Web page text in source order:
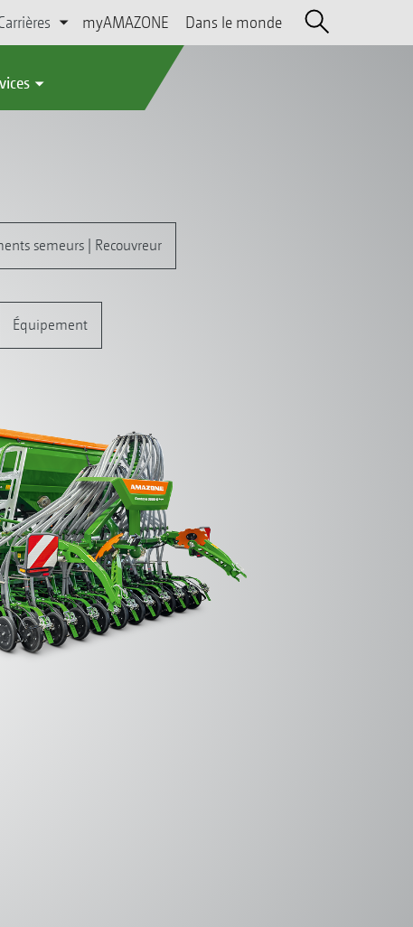
myAMAZONE Dans le monde
semeurs | Recouvreur
Équipement